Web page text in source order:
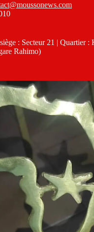
: Secteur 21 | Quartier :
Rahimo)